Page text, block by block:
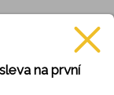
nás
sleva na první